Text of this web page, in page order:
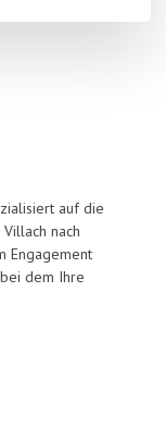
auf die
nach
Engagement
dem Ihre